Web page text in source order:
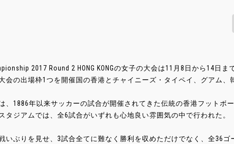
2017 Round 2 HONG KONGの女子の大会は11月8日から14日ま
会の出場枠1つを開催国の香港とチャイニーズ・タイペイ、グアム、
、1886年以来サッカーの試合が開催されてきた伝統の香港フットボ
タジアムでは、全6試合がいずれも心地良い雰囲気の中で行われた。
いぶりを見せ、3試合全てに難なく勝利を収めただけでなく、全36ゴ